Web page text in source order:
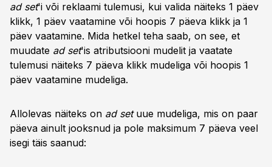
ad set'i või reklaami tulemusi, kui valida näiteks 1 päev
klikk, 1 päev vaatamine või hoopis 7 päeva klikk ja 1
päev vaatamine. Mida hetkel teha saab, on see, et
muudate ad set'is atributsiooni mudelit ja vaatate
tulemusi näiteks 7 päeva klikk mudeliga või hoopis 1
päev vaatamine mudeliga.
Allolevas näiteks on ad setuue mudeliga, mis on paar
päeva ainult jooksnud ja pole maksimum 7 päeva veel
isegi täis saanud: